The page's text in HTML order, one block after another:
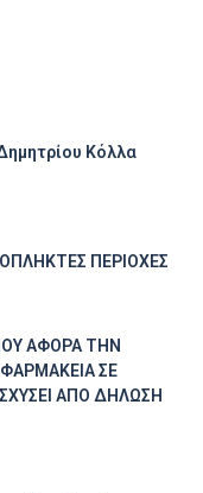
Κόλλα
ΠΕΡΙΟΧΕΣ
ΑΦΟΡΑ ΤΗΝ
ΣΕ
ΑΠΟ ΔΗΛΩΣΗ